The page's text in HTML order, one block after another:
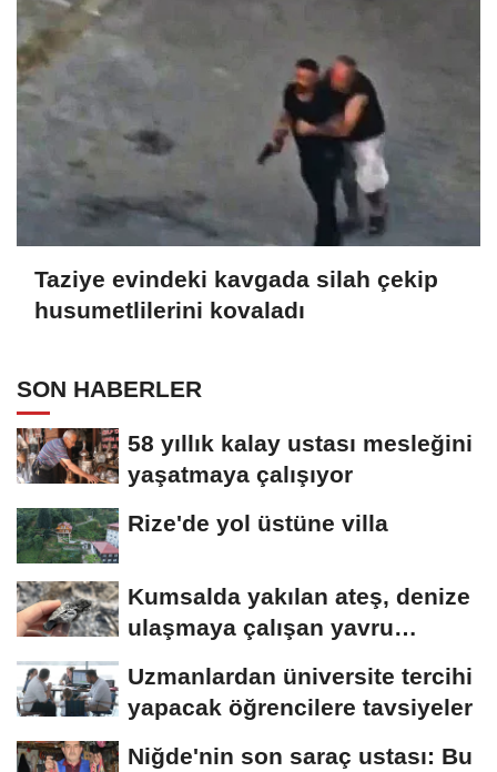
Taziye evindeki kavgada silah çekip
husumetlilerini kovaladı
SON HABERLER
58 yıllık kalay ustası mesleğini
yaşatmaya çalışıyor
Rize'de yol üstüne villa
Kumsalda yakılan ateş, denize
ulaşmaya çalışan yavru
Uzmanlardan üniversite tercihi
yapacak öğrencilere tavsiyeler
Niğde'nin son saraç ustası: Bu